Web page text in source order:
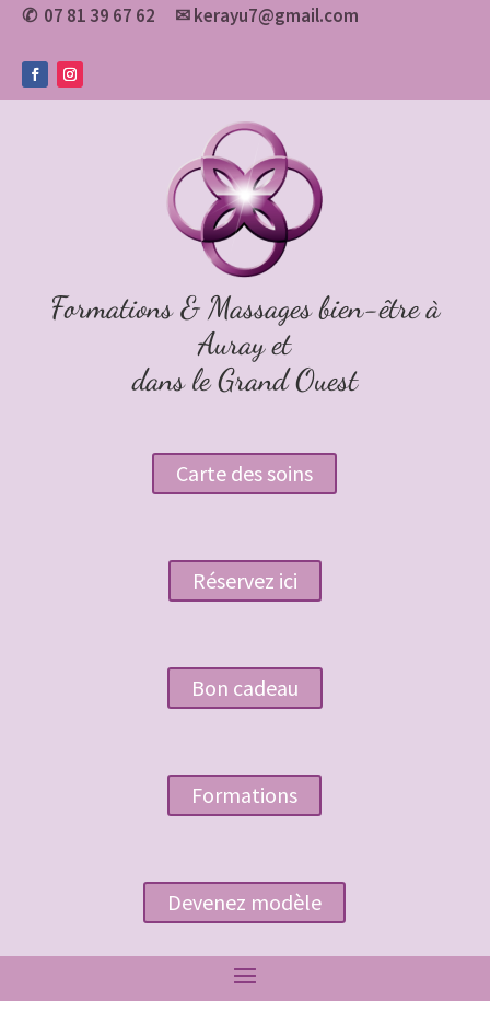
✆ 07 81 39 67 62 ✉kerayu7@gmail.com
Formations & Massages bien-être à
Auray et
dans le Grand Ouest
Carte des soins
Réservez ici
Bon cadeau
Formations
Devenez modèle